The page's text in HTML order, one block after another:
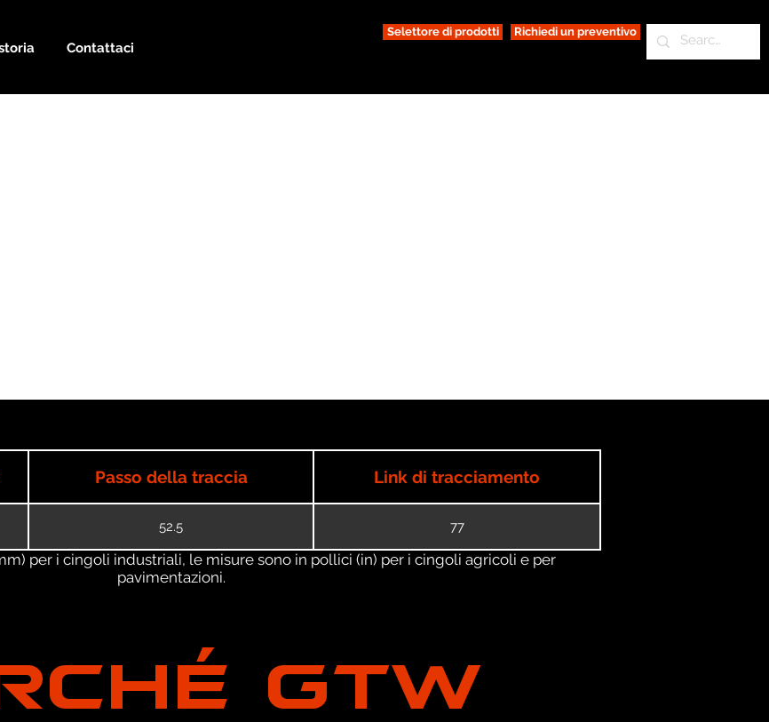
Contattaci
Selettore di prodotti Richiedi un preventivo
Passo della traccia Link di tracciamento
52.5 77
per i cingoli industriali, le misure sono in pollici (in) per i cingoli agricoli e per
pavimentazioni.
GTW